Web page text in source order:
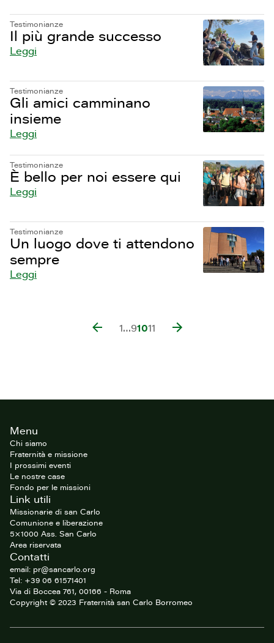
Testimonianze
Il più grande successo
Leggi
Testimonianze
Gli amici camminano
insieme
Leggi
Testimonianze
È bello per noi essere qui
Leggi
Testimonianze
Un luogo dove ti attendono
sempre
Leggi
1…91011
FooterMenu
Chi siamo
Fraternità e missione
I prossimi eventi
Le nostre case
Fondo per le missioni
Link utili
Missionarie di san Carlo
Comunione e liberazione
5×1000 Ass. San Carlo
Area riservata
Contatti
email: pr@sancarlo.org
Tel: +39 06 61571401
Via di Boccea 761, 00166 - Roma
Copyright © 2023 Fraternità san Carlo Borromeo